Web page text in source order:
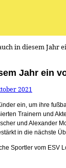
in diesem Jahr
Jahr ein
2021
ein, um ihre
Trainern und
und Alexander
in die nächste
Sportler vom ESV